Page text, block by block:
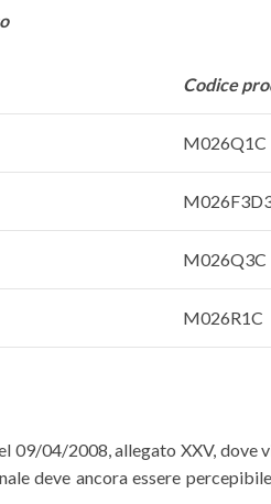
Codice
M026Q1C
M026Q3C
M026R1C
04/2008, allegato XXV,
deve ancora essere